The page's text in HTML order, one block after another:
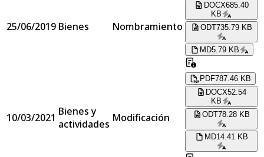
25/06/2019 Bienes Nombramiento
DOCX685.40
KB
ODT735.79 KB
MD5.79 KB
10/03/2021 Bienes y
actividades Modificación
PDF787.46 KB
DOCX52.54
KB
ODT78.28 KB
MD14.41 KB